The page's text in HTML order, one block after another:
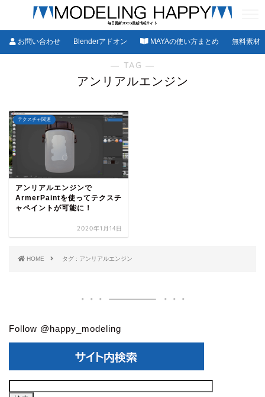
お問い合わせ Blenderアドオン MAYAの使い方まとめ 無料素材
― TAG ―
アンリアルエンジン
テクスチャ関連
アンリアルエンジンで
ArmerPaintを使ってテクスチ
ャペイントが可能に！
2020年1月14日
HOME タグ : アンリアルエンジン
Follow @happy_modeling